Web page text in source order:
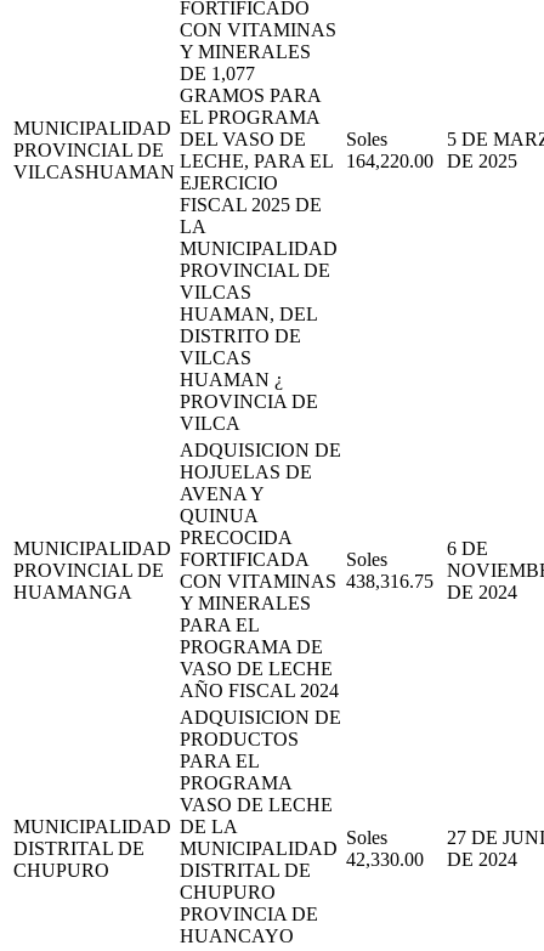
MUNICIPALIDAD
PROVINCIAL DE
VILCASHUAMAN
FORTIFICADO
CON VITAMINAS
Y MINERALES
DE 1,077
GRAMOS PARA
EL PROGRAMA
DEL VASO DE
LECHE, PARA EL
EJERCICIO
FISCAL 2025 DE
LA
MUNICIPALIDAD
PROVINCIAL DE
VILCAS
HUAMAN, DEL
DISTRITO DE
VILCAS
HUAMAN ¿
PROVINCIA DE
VILCA
Soles
164,220.00
5 DE
DE 2025
MUNICIPALIDAD
PROVINCIAL DE
HUAMANGA
ADQUISICION DE
HOJUELAS DE
AVENA Y
QUINUA
PRECOCIDA
FORTIFICADA
CON VITAMINAS
Y MINERALES
PARA EL
PROGRAMA DE
VASO DE LECHE
AÑO FISCAL 2024
Soles
438,316.75
6 DE
DE 2024
MUNICIPALIDAD
DISTRITAL DE
CHUPURO
ADQUISICION DE
PRODUCTOS
PARA EL
PROGRAMA
VASO DE LECHE
DE LA
MUNICIPALIDAD
DISTRITAL DE
CHUPURO
PROVINCIA DE
HUANCAYO
Soles
42,330.00
27 DE
DE 2024